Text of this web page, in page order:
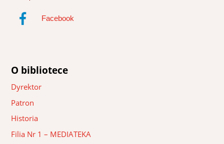
Facebook
O bibliotece
Dyrektor
Patron
Historia
Filia Nr 1 – MEDIATEKA